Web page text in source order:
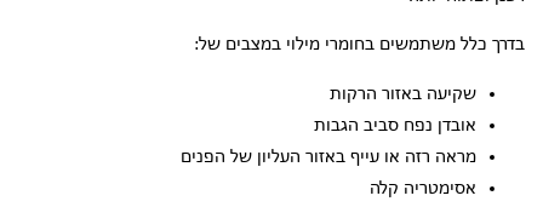
בדרך כלל משתמשים בחומרי מילוי במצבים של:
שקיעה באזור הרקות
אובדן נפח סביב הגבות
מראה רזה או עייף באזור העליון של הפנים
אסימטריה קלה